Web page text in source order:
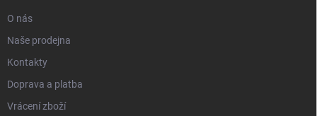
O nás
Naše prodejna
Kontakty
Doprava a platba
Vrácení zboží